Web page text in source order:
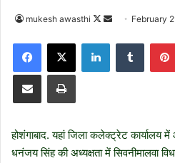
mukesh awasthi
Follow
Send
email
February
Facebook
X LinkedInTumblr
Share via Email Print
होशंगाबाद. यहां जिला कलेक्ट्रेट
धनंजय सिंह की अध्यक्षता में सिवनीमालवा